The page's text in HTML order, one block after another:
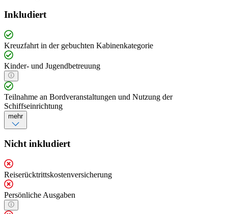
Inkludiert
Kreuzfahrt in der gebuchten Kabinenkategorie
Kinder- und Jugendbetreuung
Teilnahme an Bordveranstaltungen und Nutzung der
Schiffseinrichtung
mehr
Nicht inkludiert
Reiserücktrittskostenversicherung
Persönliche Ausgaben